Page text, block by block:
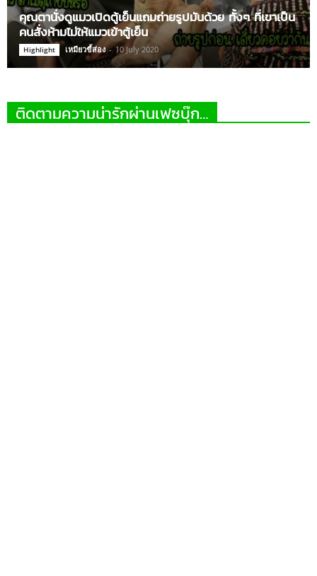
คุณตานั่งดูแมวเปิดตู้เย็นแถมถ่ายรูปมันด้วย ทั้งๆ ที่เขาเป็น
คนสั่งห้ามไม่ให้แมวเข้าตู้เย็น
Highlight เหมียวขี้ส่อง - 10 July 2020
ติดตามความน่ารักผ่านเฟซบุ๊ก…